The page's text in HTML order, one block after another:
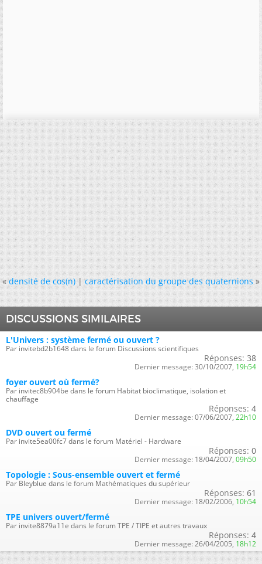
« densité de cos(n)|caractérisation du groupe des quaternions »
DISCUSSIONS SIMILAIRES
L'Univers : système fermé ou ouvert ?
Par invitebd2b1648 dans le forum Discussions scientifiques
Réponses: 38
Dernier message: 30/10/2007, 19h54
foyer ouvert où fermé?
Par invitec8b904be dans le forum Habitat bioclimatique, isolation et
chauffage
Réponses: 4
Dernier message: 07/06/2007, 22h10
DVD ouvert ou fermé
Par invite5ea00fc7 dans le forum Matériel - Hardware
Réponses: 0
Dernier message: 18/04/2007, 09h50
Topologie : Sous-ensemble ouvert et fermé
Par Bleyblue dans le forum Mathématiques du supérieur
Réponses: 61
Dernier message: 18/02/2006, 10h54
TPE univers ouvert/fermé
Par invite8879a11e dans le forum TPE / TIPE et autres travaux
Réponses: 4
Dernier message: 26/04/2005, 18h12